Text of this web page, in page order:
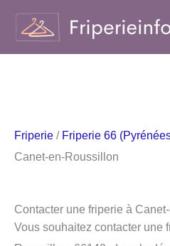
contenu
Friperie / Friperie 66
Canet-en-Roussillon
Contacter une friperie à
Vous souhaitez contacter une